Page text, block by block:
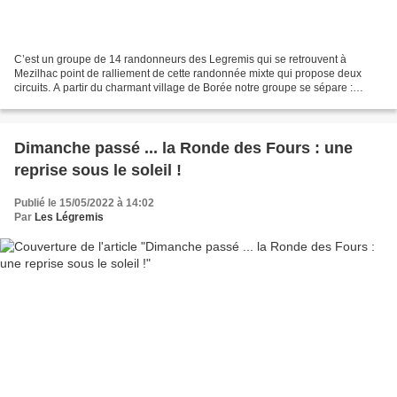
C’est un groupe de 14 randonneurs des Legremis qui se retrouvent à
Mezilhac point de ralliement de cette randonnée mixte qui propose deux
circuits. A partir du charmant village de Borée notre groupe se sépare :
Dimanche passé ... la Ronde des Fours : une
reprise sous le soleil !
Publié le 15/05/2022 à 14:02
Par Les Légremis